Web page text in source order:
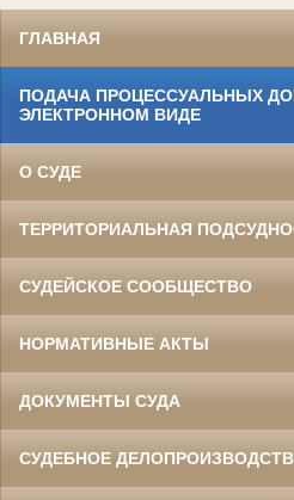
ГЛАВНАЯ
ПОДАЧА ПРОЦЕССУАЛЬНЫХ
ЭЛЕКТРОННОМ ВИДЕ
О СУДЕ
ТЕРРИТОРИАЛЬНАЯ
СУДЕЙСКОЕ СООБЩЕСТВО
НОРМАТИВНЫЕ АКТЫ
ДОКУМЕНТЫ СУДА
СУДЕБНОЕ